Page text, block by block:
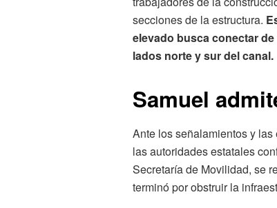
secciones de la estructura.
elevado busca conectar
lados norte y sur del canal.
Samuel
Ante los señalamientos y
las autoridades estatales
Secretaría de Movilidad, se
terminó por obstruir la